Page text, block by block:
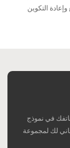
في نموذج
لك لمجموعة